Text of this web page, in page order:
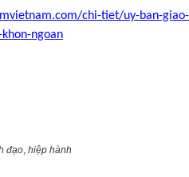
chi-tiet/uy-ban-
ngoan
đạo, hiệp hành